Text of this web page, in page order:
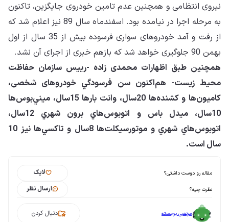
نیروی انتظامی و همچنین عدم تامین خودروی جایگزین، تاکنون
به مرحله اجرا در نیامده بود. اسفندماه سال 89 نیز اعلام شد که
از رفت و آمد خودروهای سواری فرسوده بیش از 35 سال از اول
بهمن 90 جلوگیری خواهد شد که بازهم خبری از اجرای آن نشد.
همچنین طبق اظهارات محمدی زاده -رييس سازمان حفاظت
محيط زيست- هم‌اکنون سن فرسودگي خودروهای شخصی،
كاميون‌ها و كشنده‌ها 20سال، وانت بارها 15سال، ميني‌بوس‌ها
10سال، ميدل باس و اتوبوس‌هاي برون شهري 12سال،
اتوبوس‌هاي شهري و موتورسيكلت‌ها 8سال و تاكسي‌ها نیز 10
سال است.
مقاله رو دوست داشتی؟ لایک
نظرت چیه؟ ارسال نظر
مرتضی برجسته دنبال کردن